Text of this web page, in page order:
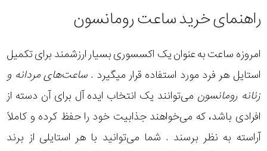
راهنمای خرید ساعت رومانسون
امروزه ساعت‌ به عنوان یک اکسسوری بسیار ارزشمند برای تکمیل
استایل هر فرد مورد استفاده قرار میگیرد .ساعت‌های مردانه و
زنانه رومانسون می‌توانند یک انتخاب ایده آل برای آن دسته از
افرادی باشد، که می‌خواهند جذابیت خود را حفظ کرده و کاملاً
آراسته به نظر برسند . شما می‌توانید با هر استایلی از برند